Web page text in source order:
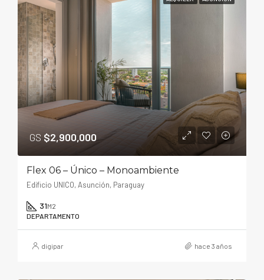
GS $2,900,000
Flex 06 – Único – Monoambiente
Edificio UNICO, Asunción, Paraguay
31M2
DEPARTAMENTO
digipar hace 3 años